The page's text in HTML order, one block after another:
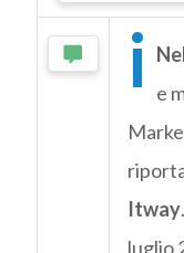
i e
Itway
luglio